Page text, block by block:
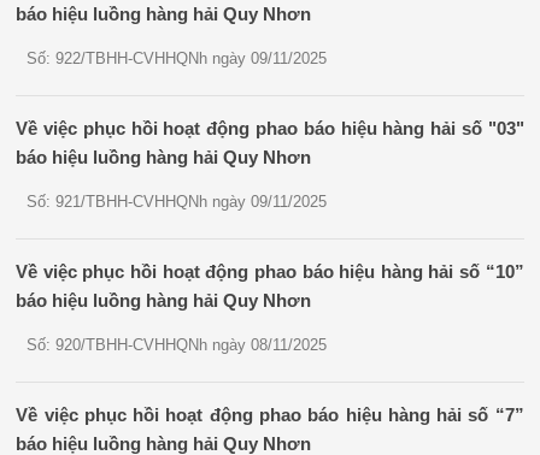
báo hiệu luồng hàng hải Quy Nhơn
Số: 922/TBHH-CVHHQNh ngày 09/11/2025
Về việc phục hồi hoạt động phao báo hiệu hàng hải số "03"
báo hiệu luồng hàng hải Quy Nhơn
Số: 921/TBHH-CVHHQNh ngày 09/11/2025
Về việc phục hồi hoạt động phao báo hiệu hàng hải số “10”
báo hiệu luồng hàng hải Quy Nhơn
Số: 920/TBHH-CVHHQNh ngày 08/11/2025
Về việc phục hồi hoạt động phao báo hiệu hàng hải số “7”
báo hiệu luồng hàng hải Quy Nhơn